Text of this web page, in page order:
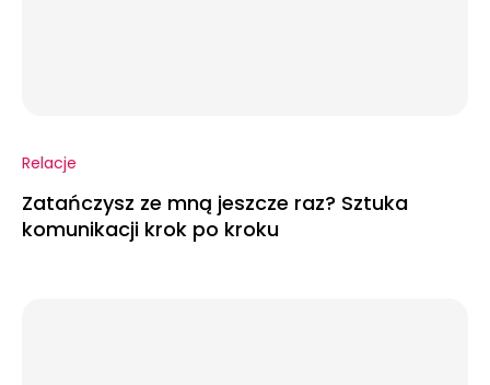
Relacje
Zatańczysz ze mną jeszcze raz? Sztuka
komunikacji krok po kroku